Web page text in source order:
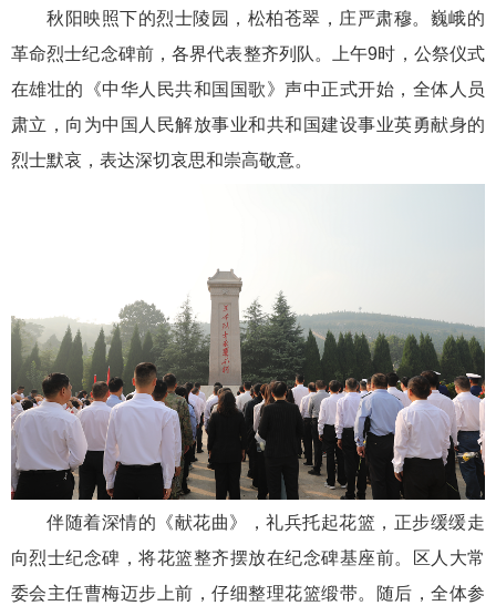
秋阳映照下的烈士陵园，松柏苍翠，庄严肃穆。巍峨的
革命烈士纪念碑前，各界代表整齐列队。上午9时，公祭仪式
在雄壮的《中华人民共和国国歌》声中正式开始，全体人员
肃立，向为中国人民解放事业和共和国建设事业英勇献身的
烈士默哀，表达深切哀思和崇高敬意。
伴随着深情的《献花曲》，礼兵托起花篮，正步缓缓走
向烈士纪念碑，将花篮整齐摆放在纪念碑基座前。区人大常
委会主任曹梅迈步上前，仔细整理花篮缎带。随后，全体参